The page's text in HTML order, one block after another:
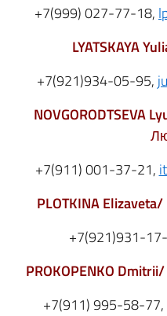
+7(999) 027-77-18,
LYATSKAYA
+7(921)934-05-95,
NOVGORODTSEVA
+7(911) 001-37-21,
PLOTKINAElizaveta/
+7(921)931-
PROKOPENKO Dmitrii/
+7(911) 995-58-77,